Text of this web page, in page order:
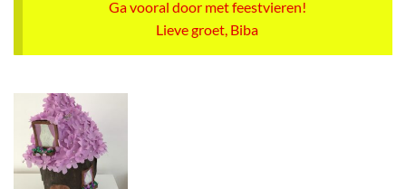
Ga vooral door met feestvieren!
Lieve groet, Biba